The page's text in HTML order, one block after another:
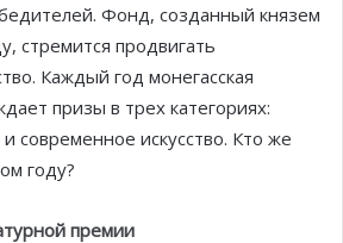
Фонд, созданный князем
стремится продвигать
Каждый год монегасская
призы в трех категориях:
современное искусство. Кто же
году?
премии